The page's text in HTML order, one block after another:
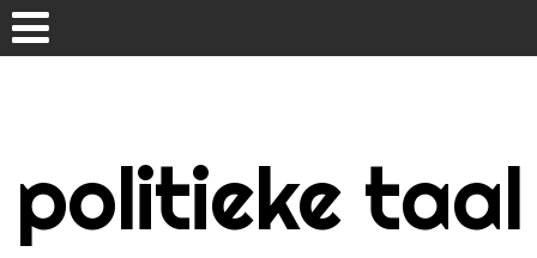
Home
Over
politieke taal